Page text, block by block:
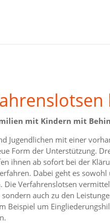
mit Kindern mit
Jugendlichen mit einer
Form der Unterstützung.
ihnen ab sofort bei der
Dabei geht es
Die Verfahrenslotsen
auch zu den
Beispiel um